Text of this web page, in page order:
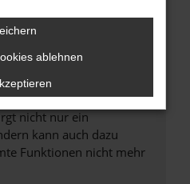
vorübergehende
Browser und dein
dem neuesten Stand
nicht nur ein
kann auch dazu
Funktionen nicht mehr
ablehnen